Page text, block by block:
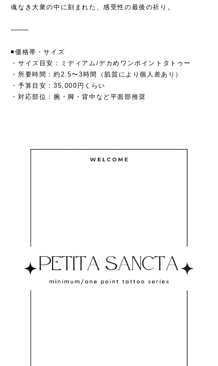
魂なき大衆の中に刻まれた、感受性の最後の祈り。
⸻
◾️価格帯・サイズ
・サイズ目安：ミディアム/デカめワンポイントタトゥー
・所要時間：約2.5〜3時間（肌質により個人差あり）
・予算目安：35,000円くらい
・対応部位：腕・脚・背中など平面部推奨